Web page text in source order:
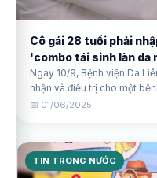
Cô gái 28 tuổi phải
'combo tái sinh làn da
Ngày 10/9, Bệnh viện Da
nhận và điều trị cho một
Minh) bị bội nhiễm, sưng
📅 01/06/2025
TIN TRONG NƯỚC